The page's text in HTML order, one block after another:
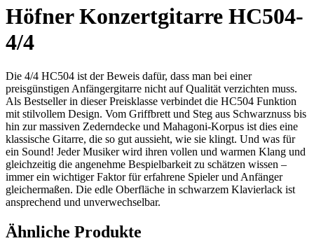
Höfner Konzertgitarre HC504-
4/4
Die 4/4 HC504 ist der Beweis dafür, dass man bei einer
preisgünstigen Anfängergitarre nicht auf Qualität verzichten muss.
Als Bestseller in dieser Preisklasse verbindet die HC504 Funktion
mit stilvollem Design. Vom Griffbrett und Steg aus Schwarznuss bis
hin zur massiven Zederndecke und Mahagoni-Korpus ist dies eine
klassische Gitarre, die so gut aussieht, wie sie klingt. Und was für
ein Sound! Jeder Musiker wird ihren vollen und warmen Klang und
gleichzeitig die angenehme Bespielbarkeit zu schätzen wissen –
immer ein wichtiger Faktor für erfahrene Spieler und Anfänger
gleichermaßen. Die edle Oberfläche in schwarzem Klavierlack ist
ansprechend und unverwechselbar.
Ähnliche Produkte